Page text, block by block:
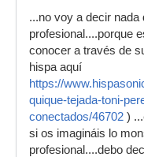
...no voy a decir nada
profesional....porque
conocer a través de
hispa aquí
https://
quique-tejada-toni-
conectados/46702 )
si os imagináis lo
profesional....debo